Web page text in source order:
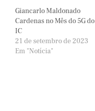
Giancarlo Maldonado
Cardenas no Mês do 5G do
IC
21 de setembro de 2023
Em "Notícia"